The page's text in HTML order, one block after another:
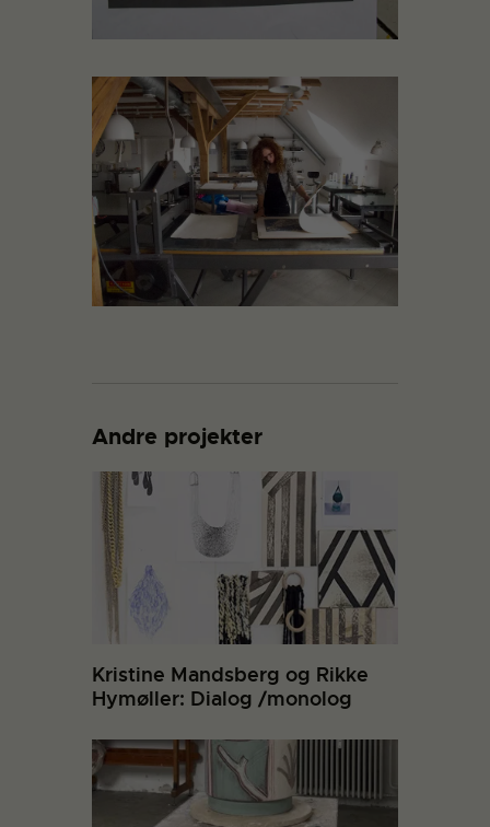
Andre projekter
Kristine Mandsberg og Rikke
Hymøller: Dialog /monolog